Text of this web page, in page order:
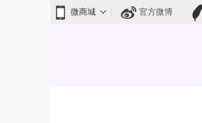
微商城 官方微博